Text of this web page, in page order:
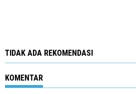
TIDAK ADA REKOMENDASI
KOMENTAR